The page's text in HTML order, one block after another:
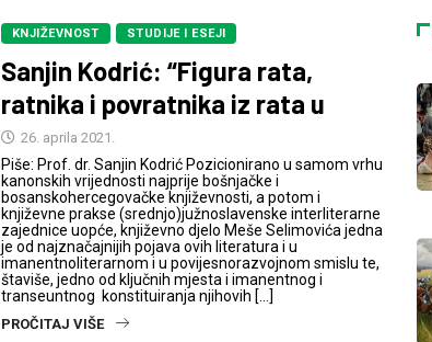
KNJIŽEVNOST STUDIJE I ESEJI
Sanjin Kodrić: “Figura rata,
ratnika i povratnika iz rata u
26. aprila 2021.
Piše: Prof. dr. Sanjin Kodrić Pozicionirano u samom vrhu
kanonskih vrijednosti najprije bošnjačke i
bosanskohercegovačke književnosti, a potom i
književne prakse (srednjo)južnoslavenske interliterarne
zajednice uopće, književno djelo Meše Selimovića jedna
je od najznačajnijih pojava ovih literatura i u
imanentnoliterarnom i u povijesnorazvojnom smislu te,
štaviše, jedno od ključnih mjesta i imanentnog i
transeuntnog konstituiranja njihovih […]
PROČITAJ VIŠE